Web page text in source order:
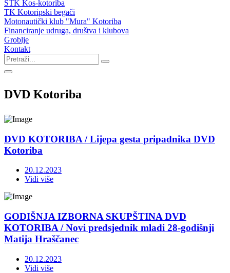
STK Kos-kotoriba
TK Kotoripski begači
Motonautički klub "Mura" Kotoriba
Financiranje udruga, društva i klubova
Groblje
Kontakt
DVD Kotoriba
DVD KOTORIBA / Lijepa gesta pripadnika DVD
Kotoriba
20.12.2023
Vidi više
GODIŠNJA IZBORNA SKUPŠTINA DVD
KOTORIBA / Novi predsjednik mladi 28-godišnji
Matija Hraščanec
20.12.2023
Vidi više